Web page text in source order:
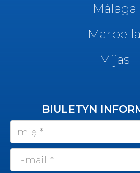
Málaga
Marbella
Mijas
BIULETYN